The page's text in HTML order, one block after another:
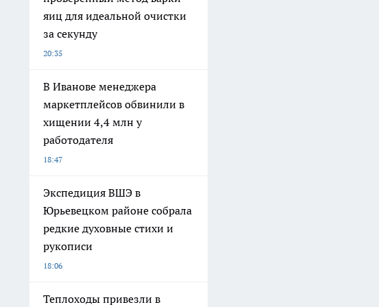
яиц для идеальной очистки
за секунду
20:35
В Иванове менеджера
маркетплейсов обвинили в
хищении 4,4 млн у
работодателя
18:47
Экспедиция ВШЭ в
Юрьевецком районе собрала
редкие духовные стихи и
рукописи
18:06
Теплоходы привезли в